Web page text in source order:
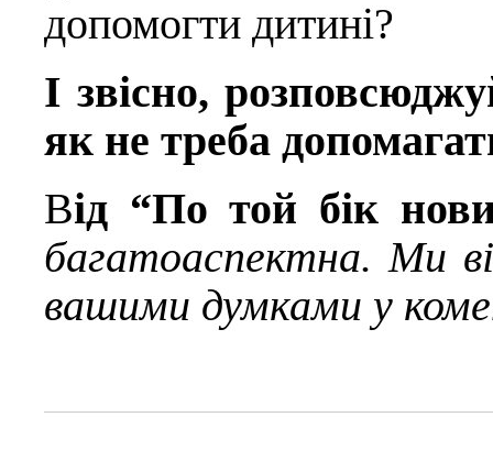
допомогти дитині?
І звісно,
як не треба
Від “По той бік
багатоаспектна. Ми
вашими думками у